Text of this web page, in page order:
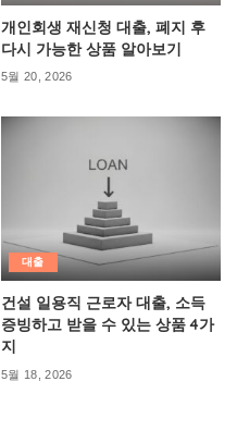
개인회생 재신청 대출, 폐지 후
다시 가능한 상품 알아보기
5월 20, 2026
대출
건설 일용직 근로자 대출, 소득
증빙하고 받을 수 있는 상품 4가
지
5월 18, 2026